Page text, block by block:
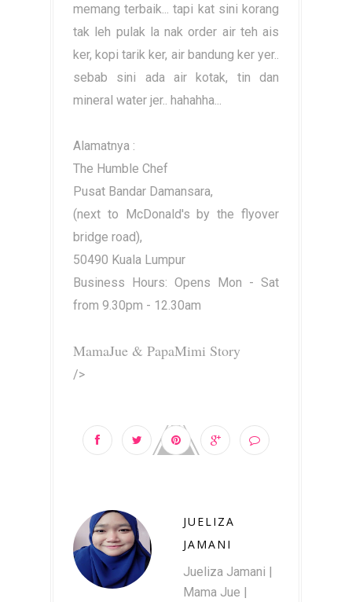
memang terbaik... tapi kat sini korang
tak leh pulak la nak order air teh ais
ker, kopi tarik ker, air bandung ker yer..
sebab sini ada air kotak, tin dan
mineral water jer.. hahahha...
Alamatnya :
The Humble Chef
Pusat Bandar Damansara,
(next to McDonald's by the flyover
bridge road),
50490 Kuala Lumpur
Business Hours: Opens Mon - Sat
from 9.30pm - 12.30am
MamaJue & PapaMimi Story
/>
JUELIZA
JAMANI
Jueliza Jamani |
Mama Jue |